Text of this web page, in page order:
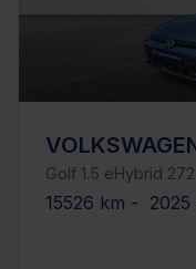
Golf 1.5 eHybrid
15526 km -